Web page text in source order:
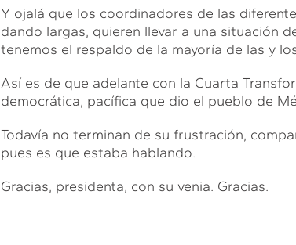
Y ojalá que los coordinadores de las
dando largas, quieren llevar a una situación
tenemos el respaldo de la mayoría de las y
Así es de que adelante con la Cuarta
democrática, pacífica que dio el pueblo de
Todavía no terminan de su frustración,
pues es que estaba hablando.
Gracias, presidenta, con su venia. Gracias.